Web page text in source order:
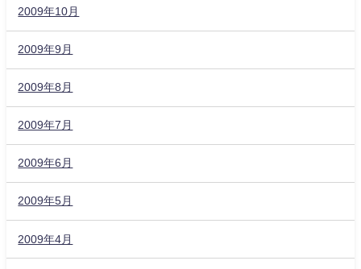
2009年10月
2009年9月
2009年8月
2009年7月
2009年6月
2009年5月
2009年4月